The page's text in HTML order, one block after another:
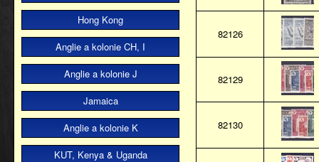
Hong Kong
Anglie a kolonie CH, I
Anglie a kolonie J
Jamaica
Anglie a kolonie K
KUT, Kenya & Uganda
82126
82129
82130